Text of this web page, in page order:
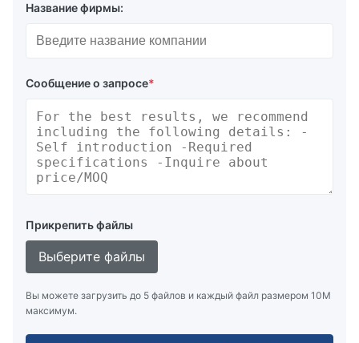
Название фирмы:
Сообщение о запросе*
Прикрепить файлы
Выберите файлы
Вы можете загрузить до 5 файлов и каждый файл размером 10M
максимум.